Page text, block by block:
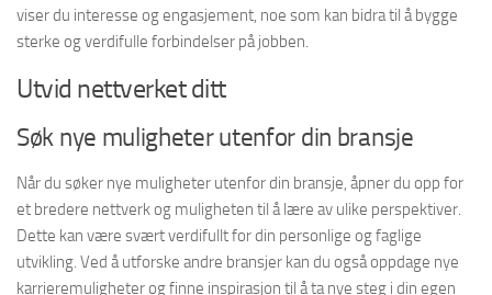
viser du interesse og engasjement, noe som kan bidra til å bygge
sterke og verdifulle forbindelser på jobben.
Utvid nettverket ditt
Søk nye muligheter utenfor din bransje
Når du søker nye muligheter utenfor din bransje, åpner du opp for
et bredere nettverk og muligheten til å lære av ulike perspektiver.
Dette kan være svært verdifullt for din personlige og faglige
utvikling. Ved å utforske andre bransjer kan du også oppdage nye
karrieremuligheter og finne inspirasjon til å ta nye steg i din egen